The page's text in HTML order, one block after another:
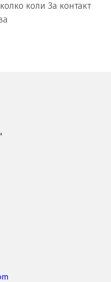
коли За контакт